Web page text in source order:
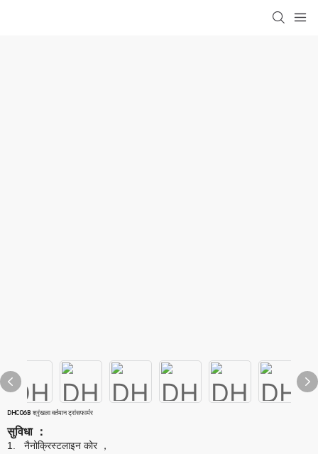
DHC06B श्रृंखला वर्तमान ट्रांसफार्मर
सुविधा ：
1. नैनोक्रिस्टलाइन कोर ，